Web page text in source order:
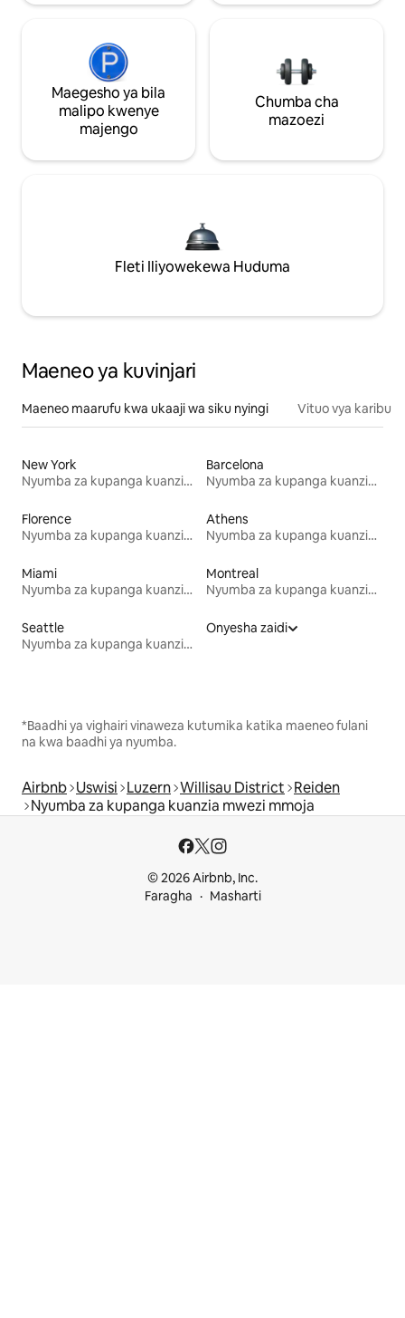
Maegesho ya bila
malipo kwenye
majengo
Chumba cha
mazoezi
Fleti Iliyowekewa Huduma
Maeneo ya kuvinjari
Maeneo maarufu kwa ukaaji wa siku nyingi Vituo vya karibu
New York
Nyumba za kupanga kuanzia mwezi mmoja
Barcelona
Nyumba za kupanga kuanzia mwezi mmoja
Florence
Nyumba za kupanga kuanzia mwezi mmoja
Athens
Nyumba za kupanga kuanzia mwezi mmoja
Miami
Nyumba za kupanga kuanzia mwezi mmoja
Montreal
Nyumba za kupanga kuanzia mwezi mmoja
Seattle
Nyumba za kupanga kuanzia mwezi mmoja
Onyesha zaidi
*Baadhi ya vighairi vinaweza kutumika katika maeneo fulani
na kwa baadhi ya nyumba.
Airbnb Uswisi Luzern Willisau District Reiden
Nyumba za kupanga kuanzia mwezi mmoja
© 2026 Airbnb, Inc.
Faragha
Masharti